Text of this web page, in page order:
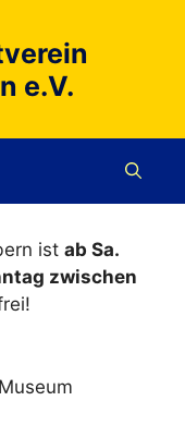
e.V.
ist ab Sa.
zwischen